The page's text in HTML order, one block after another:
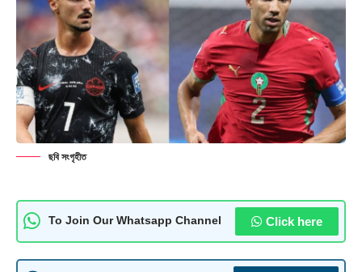
ছবি সংগৃহীত
To Join Our Whatsapp Channel Click here